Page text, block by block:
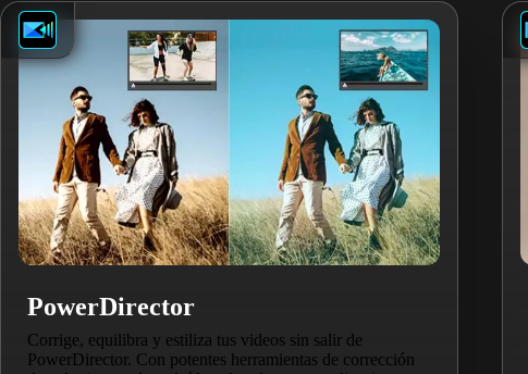
PowerDirector
Corrige, equilibra y estiliza tus videos sin salir de
PowerDirector. Con potentes herramientas de corrección